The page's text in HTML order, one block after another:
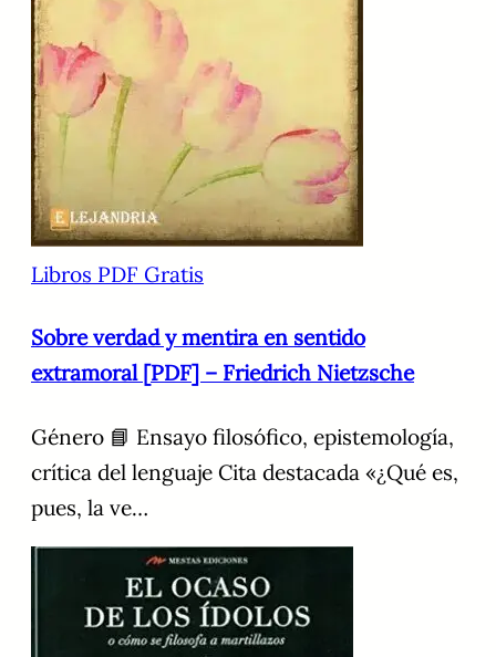
Libros PDF Gratis
Sobre verdad y mentira en sentido
extramoral [PDF] – Friedrich Nietzsche
Género 📘 Ensayo filosófico, epistemología,
crítica del lenguaje Cita destacada «¿Qué es,
pues, la ve…